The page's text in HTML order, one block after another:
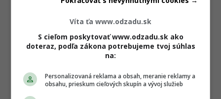
Víta ťa www.odzadu.sk
S cieľom poskytovať www.odzadu.sk ako
doteraz, podľa zákona potrebujeme tvoj súhlas
na:
Personalizovaná reklama a obsah, meranie reklamy a
obsahu, prieskum cieľových skupín a vývoj služieb